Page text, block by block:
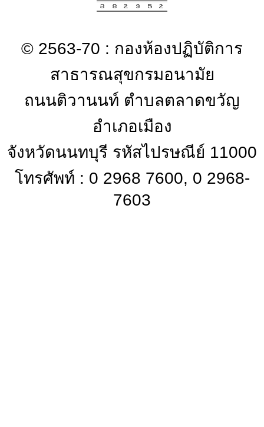
© 2563-70 : กองห้องปฏิบัติการ
สาธารณสุขกรมอนามัย
ถนนติวานนท์ ตำบลตลาดขวัญ
อำเภอเมือง
จังหวัดนนทบุรี รหัสไปรษณีย์ 11000
โทรศัพท์ : 0 2968 7600, 0 2968-
7603